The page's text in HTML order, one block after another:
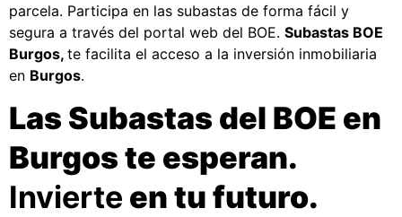
parcela. Participa en las subastas de forma fácil y
segura a través del portal web del BOE. Subastas BOE
Burgos, te facilita el acceso a la inversión inmobiliaria
en Burgos.
Las Subastas del BOE en
Burgos te esperan.
Invierte en tu futuro.